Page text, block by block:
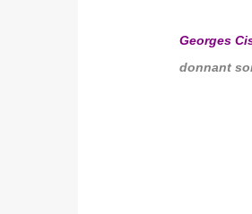
Georges
donnant